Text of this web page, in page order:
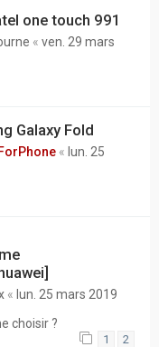
one touch 991
« ven. 29 mars
Galaxy Fold
« lun. 25
« lun. 25 mars 2019
choisir ?
1 2